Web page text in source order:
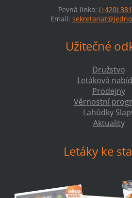
Pevná linka: (+420)
Email:
Užitečné
Družstvo
Letáková
Prodejny
Věrnostní
Lahůdky
Aktuality
Letáky ke